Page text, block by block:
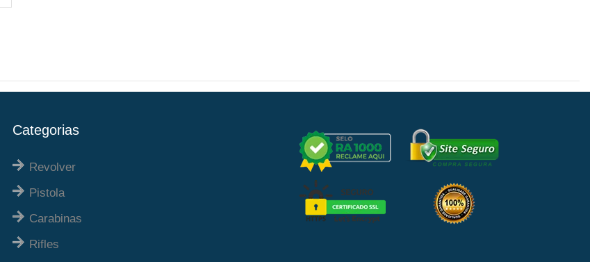
Categorias
Revolver
Pistola
Carabinas
Rifles